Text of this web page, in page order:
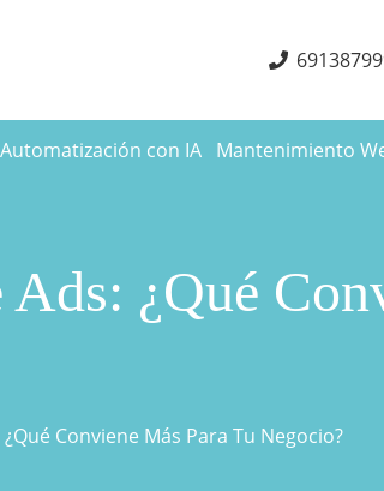
Automatización con IA Mantenimiento
¿Qué
¿Qué Conviene Más Para Tu Negocio?